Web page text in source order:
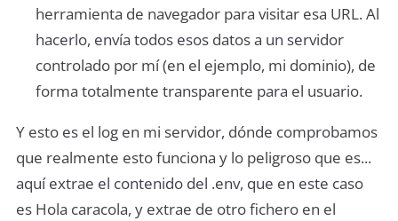
herramienta de navegador para visitar esa URL. Al
hacerlo, envía todos esos datos a un servidor
controlado por mí (en el ejemplo, mi dominio), de
forma totalmente transparente para el usuario.
Y esto es el log en mi servidor, dónde comprobamos
que realmente esto funciona y lo peligroso que es...
aquí extrae el contenido del .env, que en este caso
es Hola caracola, y extrae de otro fichero en el